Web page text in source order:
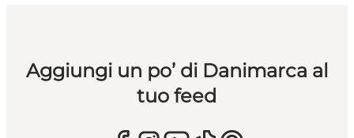
Aggiungi un po’ di Danimarca al
tuo feed